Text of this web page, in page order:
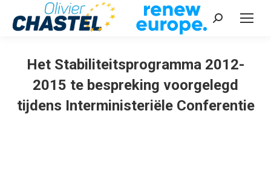
Recherche
Het Stabiliteitsprogramma 2012-
2015 te bespreking voorgelegd
tijdens Interministeriële Conferentie